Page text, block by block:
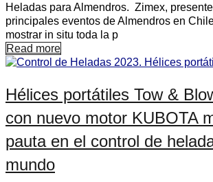
Heladas para Almendros. Zimex,
principales eventos de Almendros en
mostrar in situ toda la p
Read more
Hélices portátiles Tow &
con nuevo motor KUBOTA
pauta en el control de
mundo